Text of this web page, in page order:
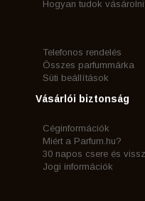
Hogyan tudok
Telefonos rendelés
Összes parfummárka
Süti beállítások
Vásárlói biztonság
Céginformációk
Miért a Parfum.hu?
30 napos csere és
Jogi információk